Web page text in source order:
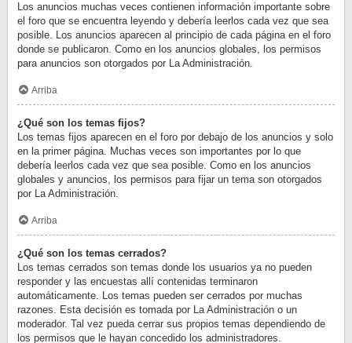
Los anuncios muchas veces contienen información importante sobre
el foro que se encuentra leyendo y debería leerlos cada vez que sea
posible. Los anuncios aparecen al principio de cada página en el foro
donde se publicaron. Como en los anuncios globales, los permisos
para anuncios son otorgados por La Administración.
Arriba
¿Qué son los temas fijos?
Los temas fijos aparecen en el foro por debajo de los anuncios y solo
en la primer página. Muchas veces son importantes por lo que
debería leerlos cada vez que sea posible. Como en los anuncios
globales y anuncios, los permisos para fijar un tema son otorgados
por La Administración.
Arriba
¿Qué son los temas cerrados?
Los temas cerrados son temas donde los usuarios ya no pueden
responder y las encuestas allí contenidas terminaron
automáticamente. Los temas pueden ser cerrados por muchas
razones. Esta decisión es tomada por La Administración o un
moderador. Tal vez pueda cerrar sus propios temas dependiendo de
los permisos que le hayan concedido los administradores.